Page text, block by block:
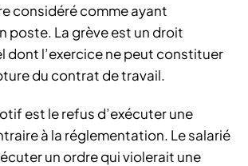
considéré comme ayant
poste. La grève est un droit
l’exercice ne peut constituer
du contrat de travail.
est le refus d’exécuter une
à la réglementation. Le salarié
un ordre qui violerait une